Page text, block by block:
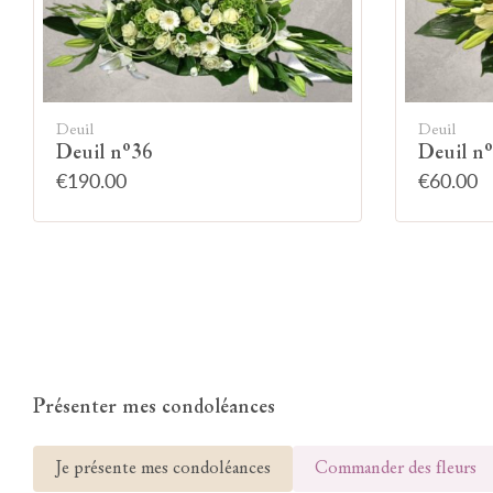
Deuil
Deuil n°36
€190.00
Deuil
Deuil
€60.00
Présenter mes condoléances
Je présente mes condoléances Commander des fleurs